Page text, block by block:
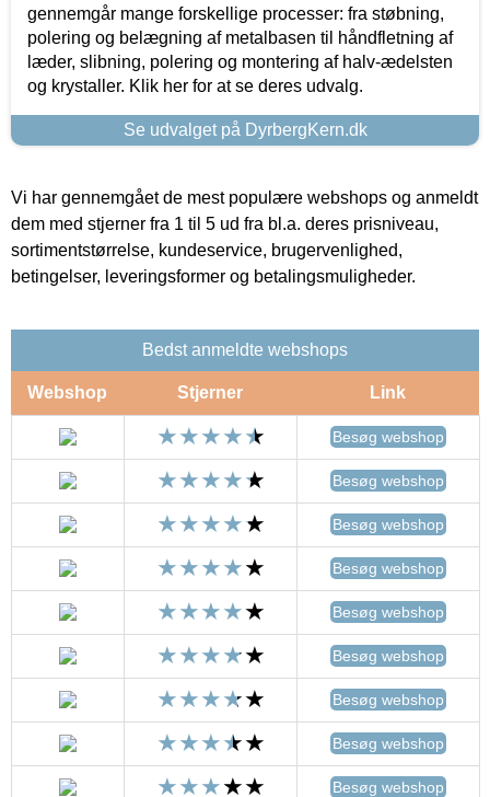
gennemgår mange forskellige processer: fra støbning,
polering og belægning af metalbasen til håndfletning af
læder, slibning, polering og montering af halv-ædelsten
og krystaller. Klik her for at se deres udvalg.
Se udvalget på DyrbergKern.dk
Vi har gennemgået de mest populære webshops og anmeldt
dem med stjerner fra 1 til 5 ud fra bl.a. deres prisniveau,
sortimentstørrelse, kundeservice, brugervenlighed,
betingelser, leveringsformer og betalingsmuligheder.
Bedst anmeldte webshops
Webshop Stjerner Link
Besøg webshop
Besøg webshop
Besøg webshop
Besøg webshop
Besøg webshop
Besøg webshop
Besøg webshop
Besøg webshop
Besøg webshop